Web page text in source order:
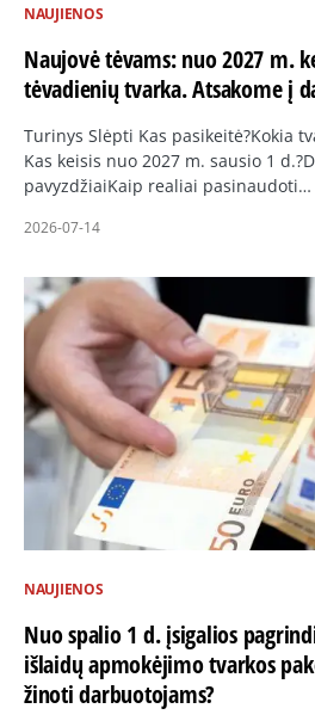
NAUJIENOS
Naujovė tėvams: nuo 2027 m.
tėvadienių tvarka. Atsakome į
Turinys Slėpti Kas pasikeitė?Kokia
Kas keisis nuo 2027 m. sausio 1
pavyzdžiaiKaip realiai pasinaudoti…
2026-07-14
NAUJIENOS
Nuo spalio 1 d. įsigalios
išlaidų apmokėjimo tvarkos
žinoti darbuotojams?